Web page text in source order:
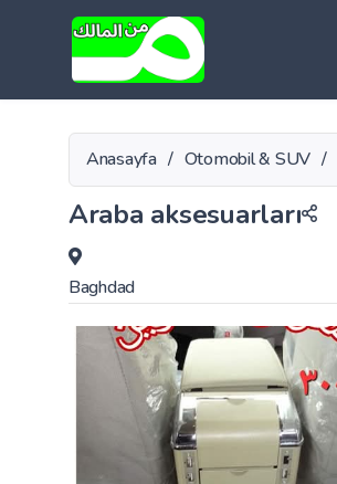
Anasayfa / Otomobil & SUV /
Araba aksesuarları
Baghdad